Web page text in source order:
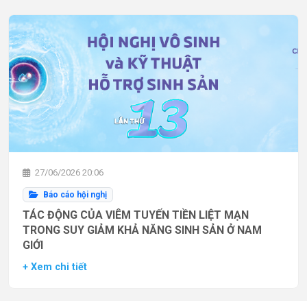
27/06/2026 20:06
Báo cáo hội nghị
TÁC ĐỘNG CỦA VIÊM TUYẾN TIỀN LIỆT MẠN
TRONG SUY GIẢM KHẢ NĂNG SINH SẢN Ở NAM
GIỚI
+ Xem chi tiết